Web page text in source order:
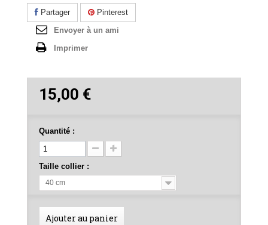
Partager
Pinterest
Envoyer à un ami
Imprimer
15,00 €
Quantité :
Taille collier :
40 cm
Ajouter au panier